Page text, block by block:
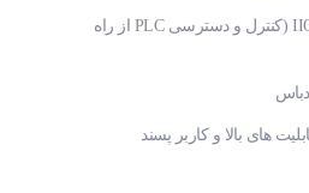
قابلیت نصب ماژول IIOT (کنترل و دسترسی PLC از راه
های بالا و کاربر پسند